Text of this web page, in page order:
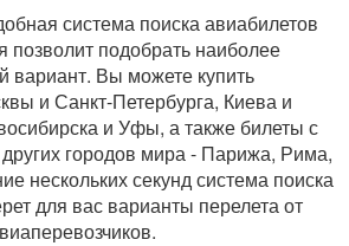
система поиска авиабилетов
позволит подобрать наиболее
Вы можете купить
и Санкт-Петербурга, Киева и
и Уфы, а также билеты с
городов мира - Парижа, Рима,
нескольких секунд система поиска
для вас варианты перелета от